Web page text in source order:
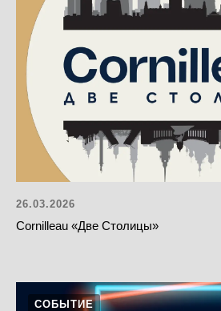
26.03.2026
Cornilleau «Две Столицы»
СОБЫТИЕ